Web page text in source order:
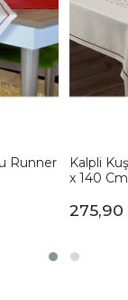
Runner
Kalpli
x 140 Cm
275,90